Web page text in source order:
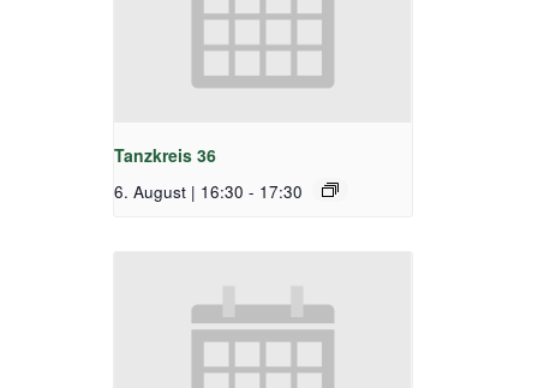
Tanzkreis 36
6. August | 16:30 - 17:30